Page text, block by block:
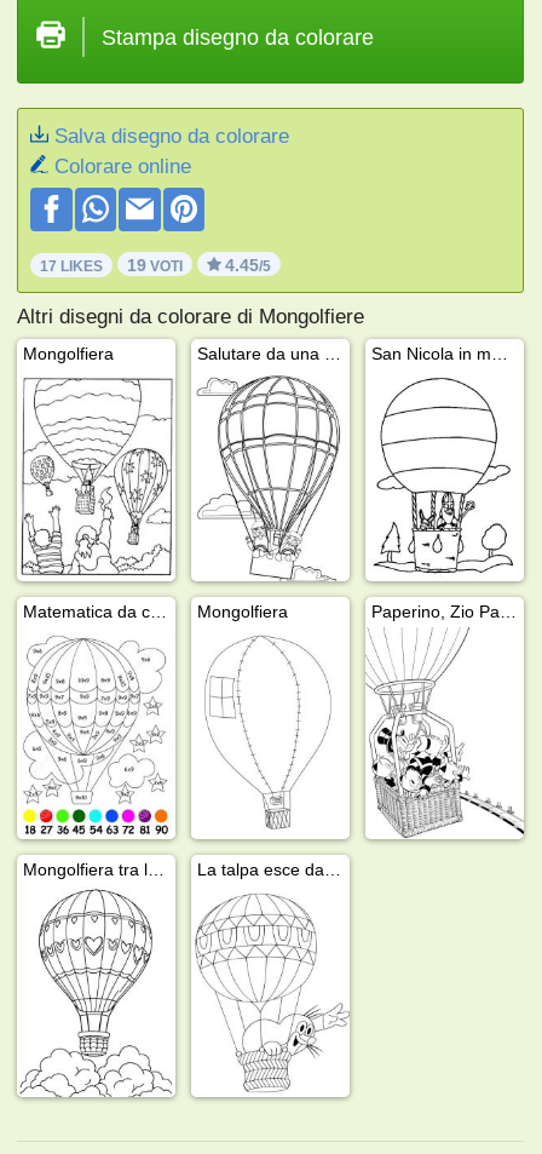
Stampa disegno da colorare
Salva disegno da colorare
Colorare online
17 LIKES 19 VOTI 4.45/5
Altri disegni da colorare di Mongolfiere
Mongolfiera
Mongolfiera